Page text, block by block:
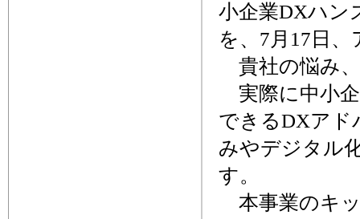
小企業DXハン
を、7月17日
貴社の悩み
実際に中小
できるDXアド
みやデジタル
す。
本事業のキ